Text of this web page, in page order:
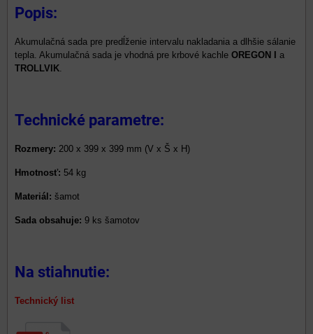
Popis:
Akumulačná sada pre predĺženie intervalu nakladania a dlhšie sálanie
tepla. Akumulačná sada je vhodná pre krbové kachle OREGON I
a
TROLLVIK
Technické parametre:
Rozmery: 200 x 399 x 399 mm (V x Š x H)
Hmotnosť: 54 kg
Materiál: šamot
Sada obsahuje: 9 ks šamotov
Na stiahnutie:
Technický list